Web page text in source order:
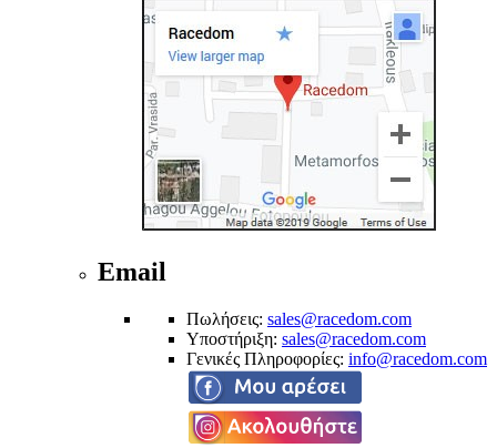
Email
Πωλήσεις: sales@racedom.com
Υποστήριξη: sales@racedom.com
Γενικές Πληροφορίες: info@racedom.com